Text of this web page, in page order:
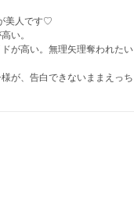
美人です♡
い。
が高い。無理矢理奪われたい
が、告白できないままえっち